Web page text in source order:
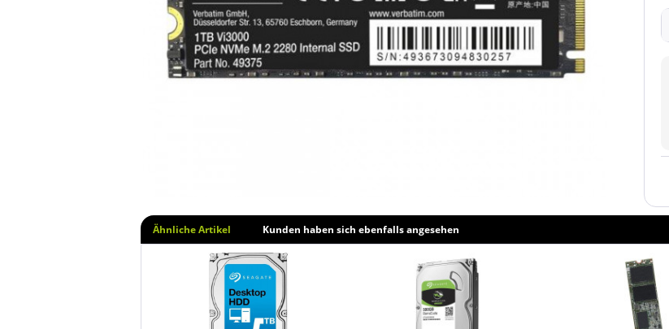
Ähnliche Artikel Kunden haben sich ebenfalls angesehen